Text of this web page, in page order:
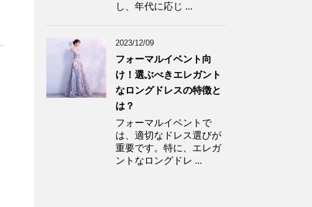
し、年代に応じ ...
2023/12/09
フォーマルイベント向
け！選ぶべきエレガント
なロングドレスの特徴と
は？
フォーマルイベントで
は、適切なドレス選びが
重要です。特に、エレガ
ントなロングドレ ...